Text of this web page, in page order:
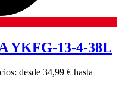
YKFG-13-4-38L
desde 34,99 € hasta